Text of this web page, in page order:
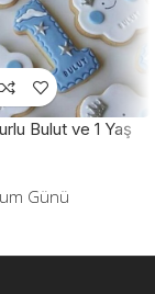
Bulut ve 1 Yaş
Günü